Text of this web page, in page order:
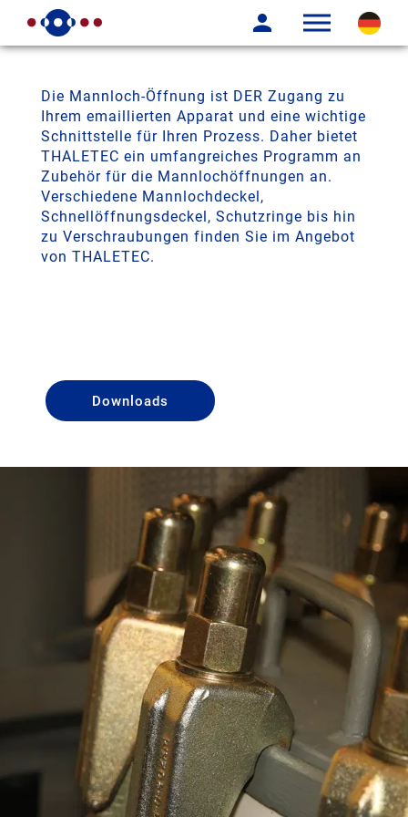
Die Mannloch-Öffnung ist DER Zugang zu
Ihrem emaillierten Apparat und eine wichtige
Schnittstelle für Ihren Prozess. Daher bietet
THALETEC ein umfangreiches Programm an
Zubehör für die Mannlochöffnungen an.
Verschiedene Mannlochdeckel,
Schnellöffnungsdeckel, Schutzringe bis hin
zu Verschraubungen finden Sie im Angebot
von THALETEC.
Downloads